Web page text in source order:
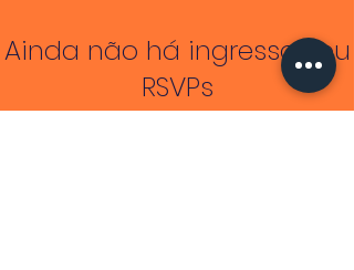
Ainda não há ingressos ou
RSVPs